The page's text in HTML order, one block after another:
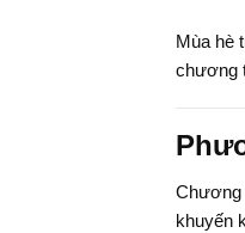
Mùa hè
chương
Chương
khuyến